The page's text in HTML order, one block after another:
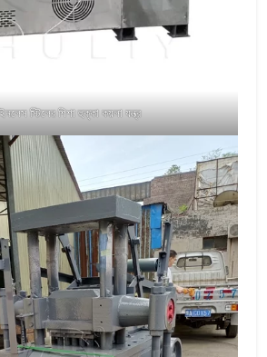
স্টিলের শিশা হুক্কা কয়লা যন্ত্র